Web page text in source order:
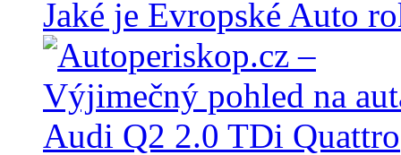
Jaké je Evropské Auto